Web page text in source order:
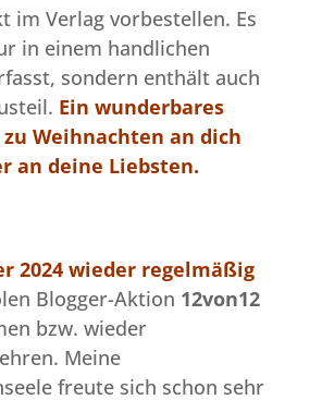
im Verlag vorbestellen. Es
in einem handlichen
sondern enthält auch
Ein wunderbares
zu Weihnachten an dich
an deine Liebsten.
2024 wieder regelmäßig
Blogger-Aktion 12von12
bzw. wieder
Meine
freute sich schon sehr